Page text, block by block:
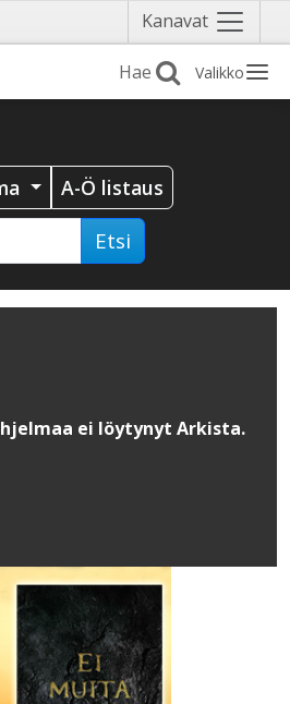
Kanavat Näytä
valikko
Valikko
A-Ö listaus
Etsi
ei löytynyt Arkista.